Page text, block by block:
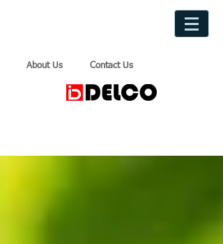
About Us Contact Us